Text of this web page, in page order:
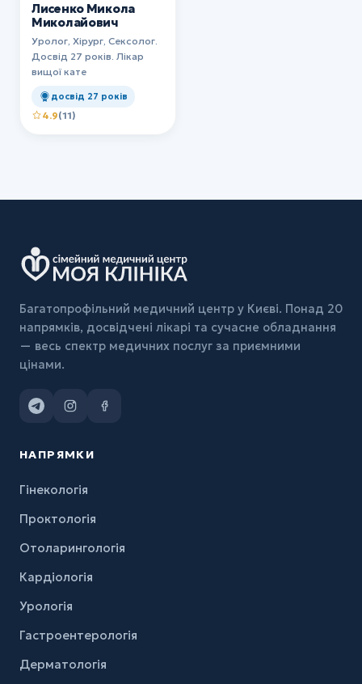
Лисенко Микола
Миколайович
Уролог, Хірург, Сексолог.
Досвід 27 років. Лікар
вищої кате
досвід 27 років
4.9(11)
Багатопрофільний медичний центр у Києві. Понад 20
напрямків, досвідчені лікарі та сучасне обладнання
— весь спектр медичних послуг за приємними
цінами.
НАПРЯМКИ
Гінекологія
Проктологія
Отоларингологія
Кардіологія
Урологія
Гастроентерологія
Дерматологія